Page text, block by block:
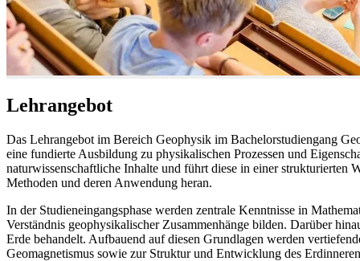
Lehrangebot
Das Lehrangebot im Bereich Geophysik im Bachelorstudiengang
eine fundierte Ausbildung zu physikalischen Prozessen und
naturwissenschaftliche Inhalte und führt diese in einer strukturierten
Methoden und deren Anwendung heran.
In der Studieneingangsphase werden zentrale Kenntnisse in
Verständnis geophysikalischer Zusammenhänge bilden. Darüber
Erde behandelt. Aufbauend auf diesen Grundlagen werden
Geomagnetismus sowie zur Struktur und Entwicklung des